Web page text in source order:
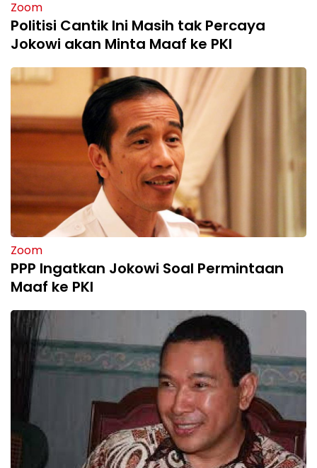
Zoom
Politisi Cantik Ini Masih tak Percaya
Jokowi akan Minta Maaf ke PKI
Zoom
PPP Ingatkan Jokowi Soal Permintaan
Maaf ke PKI